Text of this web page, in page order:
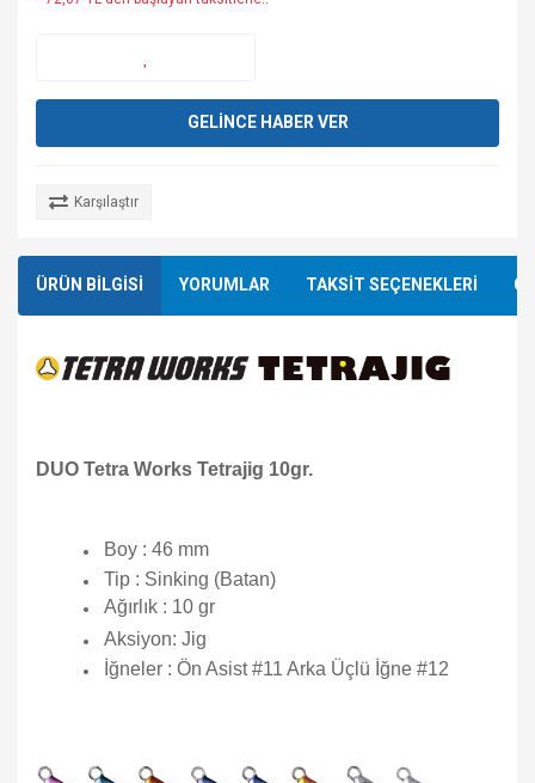
GELİNCE HABER VER
Karşılaştır
ÜRÜN BİLGİSİ YORUMLAR TAKSİT SEÇENEKLERİ
DUO Tetra Works Tetrajig 10gr.
Boy : 46 mm
Tip : Sinking (Batan)
Ağırlık : 10 gr
Aksiyon: Jig
İğneler : Ön Asist #11 Arka Üçlü İğne #12